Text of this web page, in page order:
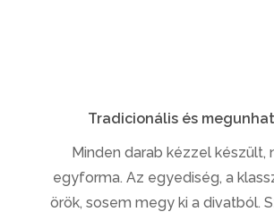
Tradicionális és
Minden darab kézzel készült,
egyforma. Az egyediség, a
örök, sosem megy ki a divatból.